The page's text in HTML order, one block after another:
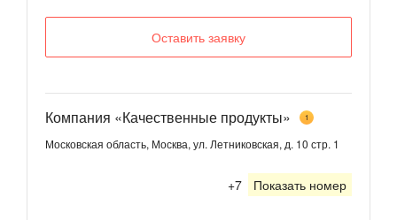
Оставить заявку
Компания «Качественные продукты» 1
Московская область, Москва, ул. Летниковская, д. 10 стр. 1
+7 Показать номер